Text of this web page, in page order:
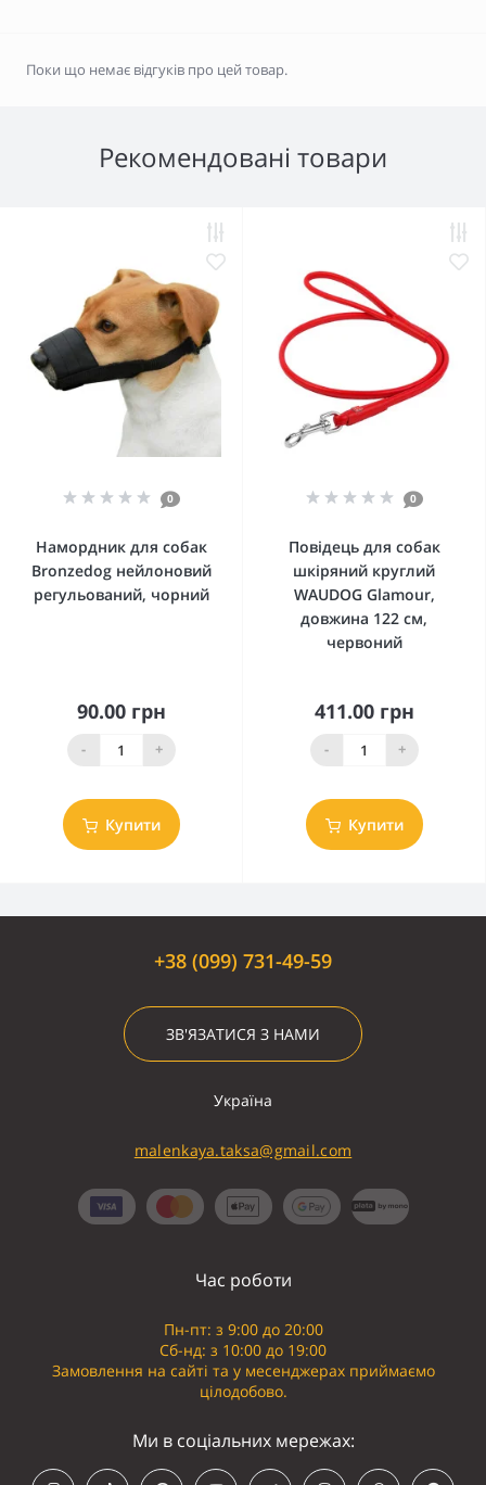
Поки що немає відгуків про цей товар.
Рекомендовані товари
0
Намордник для собак
Bronzedog нейлоновий
регульований, чорний
90.00 грн
- +
Купити
0
Повідець для собак
шкіряний круглий
WAUDOG Glamour,
довжина 122 см,
червоний
411.00 грн
- +
Купити
+38 (099) 731-49-59
ЗВ'ЯЗАТИСЯ З НАМИ
Україна
malenkaya.taksa@gmail.com
Час роботи
Пн-пт: з 9:00 до 20:00
Сб-нд: з 10:00 до 19:00
Замовлення на сайті та у месенджерах приймаємо
цілодобово.
Ми в соціальних мережах: